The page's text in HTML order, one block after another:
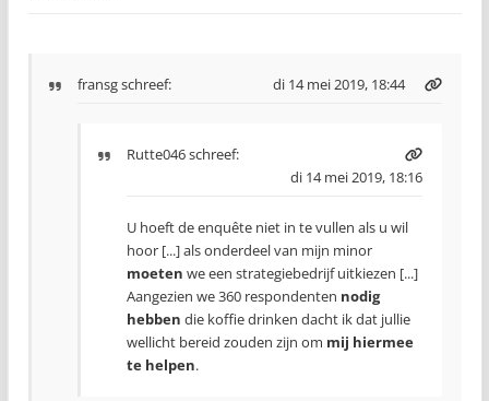
fransgschreef: di 14 mei 2019, 18:44
Rutte046schreef:
di 14 mei 2019, 18:16
U hoeft de enquête niet in te vullen als u wil
hoor [...] als onderdeel van mijn minor
moeten we een strategiebedrijf uitkiezen [...]
Aangezien we 360 respondenten nodig
hebben die koffie drinken dacht ik dat jullie
wellicht bereid zouden zijn om mij hiermee
te helpen.